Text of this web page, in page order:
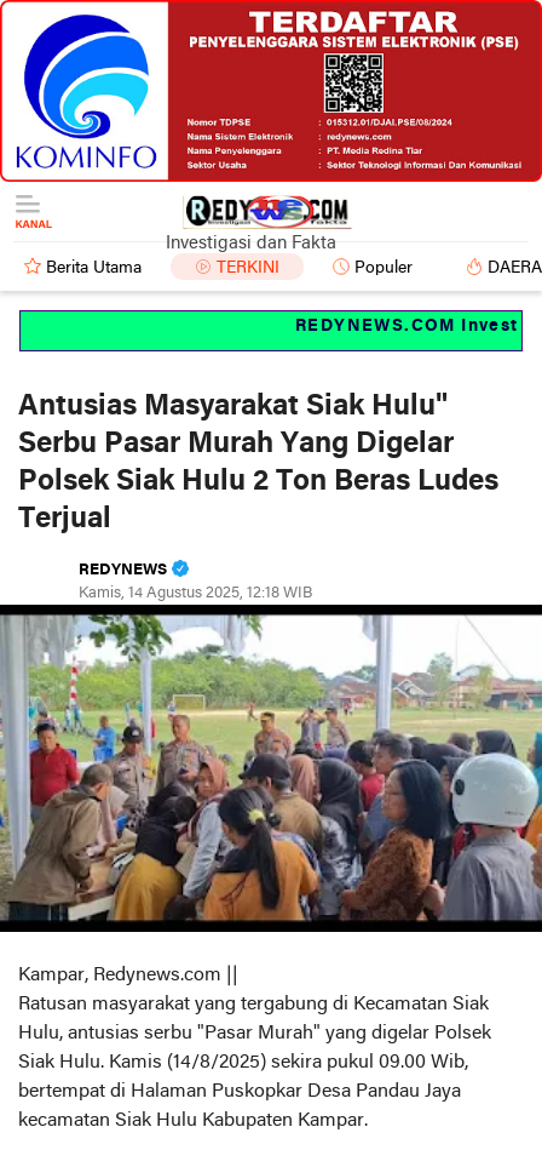
Investigasi dan Fakta
Berita Utama TERKINI Populer
REDYNEWS.COM
Antusias Masyarakat Siak Hulu"
Serbu Pasar Murah Yang Digelar
Polsek Siak Hulu 2 Ton Beras Ludes
Terjual
REDYNEWS
Kamis, 14 Agustus 2025, 12:18 WIB
Kampar, Redynews.com ||
Ratusan masyarakat yang tergabung di Kecamatan Siak
Hulu, antusias serbu "Pasar Murah" yang digelar Polsek
Siak Hulu. Kamis (14/8/2025) sekira pukul 09.00 Wib,
bertempat di Halaman Puskopkar Desa Pandau Jaya
kecamatan Siak Hulu Kabupaten Kampar.